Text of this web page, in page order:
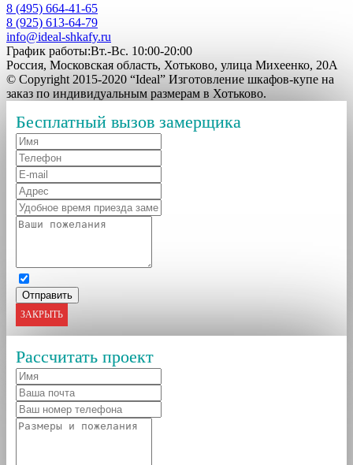
8 (495) 664-41-65
8 (925) 613-64-79
info@ideal-shkafy.ru
График работы:Вт.-Вс. 10:00-20:00
Россия, Московская область, Хотьково, улица Михеенко, 20А
© Copyright 2015-2020 “Ideal” Изготовление шкафов-купе на
заказ по индивидуальным размерам в Хотьково.
Бесплатный вызов замерщика
ЗАКРЫТЬ
Рассчитать проект